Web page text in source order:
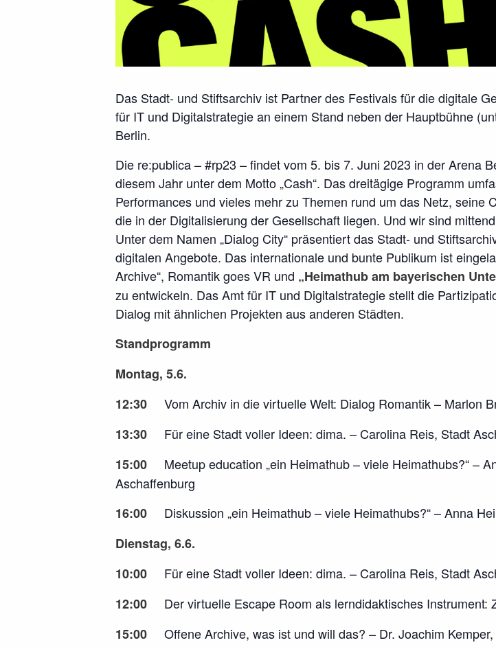
Das Stadt- und Stiftsarchiv ist Partner des Festivals für die digitale
für IT und Digitalstrategie an einem Stand neben der Hauptbühne
Berlin.
Die re:publica – #rp23 – findet vom 5. bis 7. Juni 2023 in der Arena
diesem Jahr unter dem Motto „Cash“. Das dreitägige Programm
Performances und vieles mehr zu Themen rund um das Netz, seine
die in der Digitalisierung der Gesellschaft liegen. Und wir sind
Unter dem Namen „Dialog City“ präsentiert das Stadt- und
digitalen Angebote. Das internationale und bunte Publikum ist
Archive“, Romantik goes VR und „Heimathub am bayerischen
zu entwickeln. Das Amt für IT und Digitalstrategie stellt die
Dialog mit ähnlichen Projekten aus anderen Städten.
Standprogramm
Montag, 5.6.
12:30
Vom Archiv in die virtuelle Welt: Dial­og Romantik – Marlon
13:30
Für eine Stadt voller Ideen: dima. – Carolina Reis, Stadt
15:00 Meetup education „ein Heimathub – viele Heimathubs?“ –
Aschaffenburg
16:00 Diskussion „ein Heimathub – viele Heimathubs?“ – Anna
Dienstag, 6.6.
10:00 Für eine Stadt voller Ideen: dima. – Carolina Reis, Stadt
12:00 Der virtuelle Escape Room als lerndidaktisches Instrument:
15:00 Offene Archive, was ist und will das? – Dr. Joachim